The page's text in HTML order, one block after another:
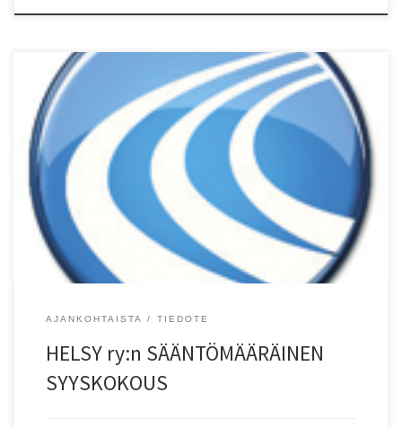
Helsingin Seudun Yleisurheilu HELSY ry:n s??ntämä?r?inen
syyskokous pidetään Helsingin Liikuntamyllyn koulutustilassa
(alakerta), keskiviikkona 27.11.2024 klo 19:00 alkaen. ASIALISTA: 1
Kokouksen avaus, 2 Valitaan kokouksen puheenjohtaja, sihteeri,
kaksi p?yt?kirjan tarkastajaa ja kaksi ??nten laskijaa, 3 Todetaan l?
sn? olevat jäsenet, valtuutetut ??nioikeuden k?ytt?j?t ja ??nim??r?t,
4 Todetaan kokouksen laillisuus ja päät?svaltaisuus, 5 […]
AJANKOHTAISTA TIEDOTE
HELSY ry:n SÄÄNTÖMÄÄRÄINEN
SYYSKOKOUS